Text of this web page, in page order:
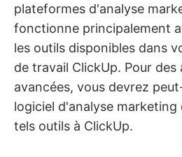
plateformes d'analyse
fonctionne principalement
les outils disponibles dans
de travail ClickUp. Pour des
avancées, vous devrez
logiciel d'analyse
tels outils à ClickUp.